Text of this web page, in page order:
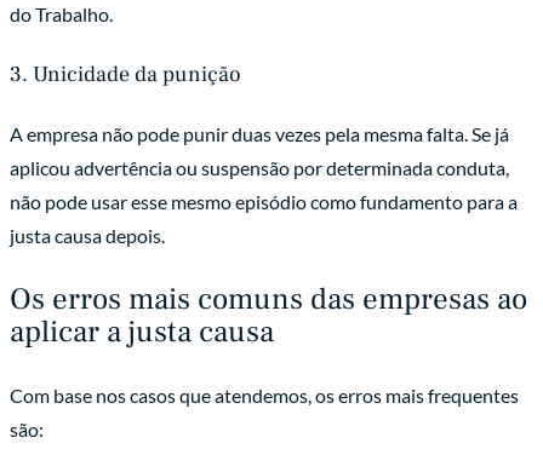
do Trabalho.
3. Unicidade da punição
A empresa não pode punir duas vezes pela mesma falta. Se já
aplicou advertência ou suspensão por determinada conduta,
não pode usar esse mesmo episódio como fundamento para a
justa causa depois.
Os erros mais comuns das empresas ao
aplicar a justa causa
Com base nos casos que atendemos, os erros mais frequentes
são: